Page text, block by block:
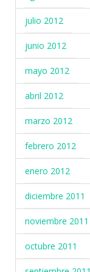
julio 2012
junio 2012
mayo 2012
abril 2012
marzo 2012
febrero 2012
enero 2012
diciembre 2011
noviembre 2011
octubre 2011